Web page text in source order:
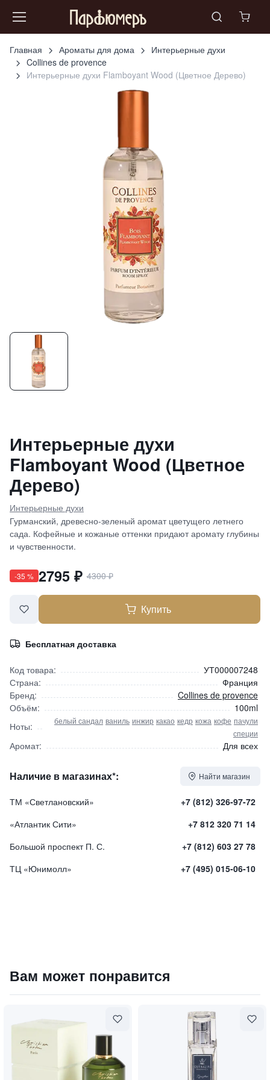
Главная Ароматы для дома
Интерьерные духи
Collines de provence
Интерьерные духи Flamboyant Wood (Цветное Дерево)
Интерьерные духи
Flamboyant Wood (Цветное
Дерево)
Интерьерные духи
Гурманский, древесно-зеленый аромат цветущего летнего
сада. Кофейные и кожаные оттенки придают аромату глубины
и чувственности.
-35 % 2795 ₽4300₽
Купить
Бесплатная доставка
Код товара:
УТ000007248
Страна:
Франция
Бренд:
Collines de provence
Объём:
100ml
Ноты:
белый сандал ваниль инжир какао кедр кожа кофе пачули
специи
Аромат: Для всех
Наличие в магазинах*: Найти магазин
ТМ «Светлановский»
+7 (812) 326-97-72
«Атлантик Сити»
+7 812 320 71 14
Большой проспект П. С.
+7 (812) 603 27 78
ТЦ «Юнимолл»
+7 (495) 015-06-10
4300₽9 840 ₽
Вам может понравится